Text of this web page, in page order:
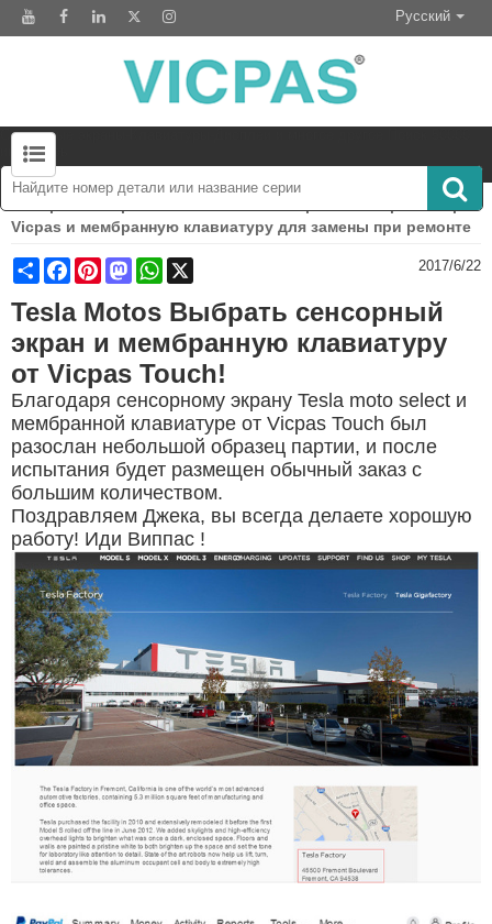
Русский
Сенсорные экраны-Клавиатуры-Дисплеи и многое другое Поиск 50000
инвентарь
Северная Америка! Tesla motos выбирает сенсорный экран
Vicpas и мембранную клавиатуру для замены при ремонте
Share FacebookPinterestMastodonWhatsApp 2017/6/22
Tesla Motos Выбрать сенсорный
экран и мембранную клавиатуру
от Vicpas Touch!
Благодаря сенсорному экрану Tesla moto select и
мембранной клавиатуре от Vicpas Touch был
разослан небольшой образец партии, и после
испытания будет размещен обычный заказ с
большим количеством.
Поздравляем Джека, вы всегда делаете хорошую
работу! Иди Виппас !